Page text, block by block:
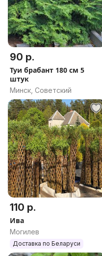
90 р.
Туи брабант 180 см 5
штук
Минск, Советский
110 р.
Ива
Могилев
Доставка по Беларуси